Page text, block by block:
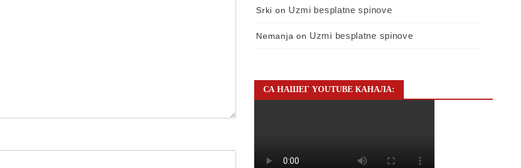
Srki on Uzmi besplatne spinove
Nemanja on Uzmi besplatne spinove
СА НАШЕГ YOUTUBE КАНАЛА: